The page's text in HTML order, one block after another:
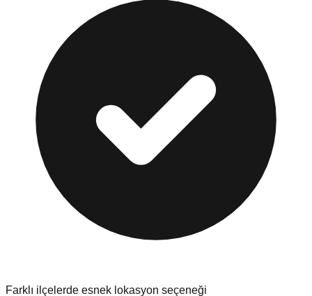
Farklı ilçelerde esnek lokasyon seçeneği